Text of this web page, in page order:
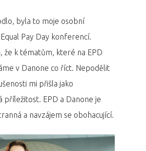
byla to moje osobní
Pay Day konferencí.
že k tématům, které na EPD
v Danone co říct. Nepodělit
mi přišla jako
příležitost. EPD a Danone je
a navzájem se obohacující.